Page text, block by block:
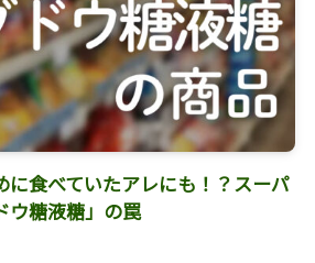
に食べていたアレにも！？スーパ
ウ糖液糖」の罠